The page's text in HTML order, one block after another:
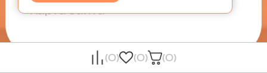
(0) (0) (0)
Карта сайта